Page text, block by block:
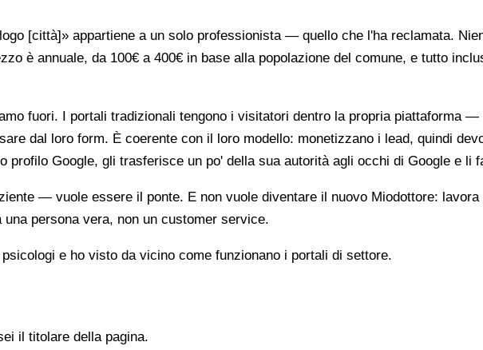
[città]» appartiene a un solo professionista — quello che l'ha reclamata.
è annuale, da 100€ a 400€ in base alla popolazione del comune, e tutto
fuori. I portali tradizionali tengono i visitatori dentro la propria piattaforma
dal loro form. È coerente con il loro modello: monetizzano i lead, quindi
profilo Google, gli trasferisce un po' della sua autorità agli occhi di Google e li
— vuole essere il ponte. E non vuole diventare il nuovo Miodottore:
persona vera, non un customer service.
e ho visto da vicino come funzionano i portali di settore.
il titolare della pagina.